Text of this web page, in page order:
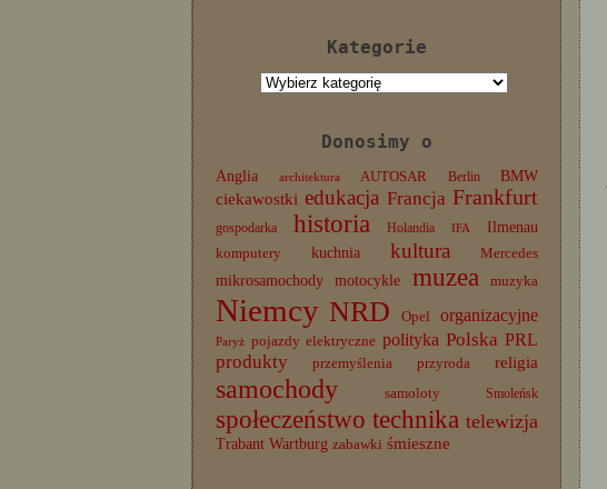
Kategorie
Kategorie
Donosimy o
Anglia architektura AUTOSAR Berlin BMW
ciekawostki edukacja Francja Frankfurt
gospodarka historia Holandia IFA
Ilmenau
komputery
kuchnia kultura Mercedes
mikrosamochody motocykle muzea muzyka
Niemcy NRD Opel organizacyjne
Paryż pojazdy elektryczne polityka Polska PRL
produkty
przemyślenia przyroda religia
samochody samoloty Smoleńsk
społeczeństwo technika telewizja
Trabant Wartburg zabawki śmieszne